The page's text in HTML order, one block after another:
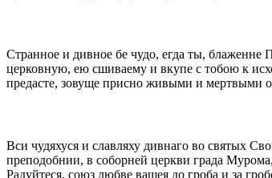
Странное и дивное бе чудо, егда ты,
церковную, ею сшиваему и вкупе с тобою к
предасте, зовуще присно живыми и мертвыми
Вси чудяхуся и славляху дивнаго во святых
преподобнии, в соборней церкви града
Радуйтеся, союз любве вашея до гроба и за